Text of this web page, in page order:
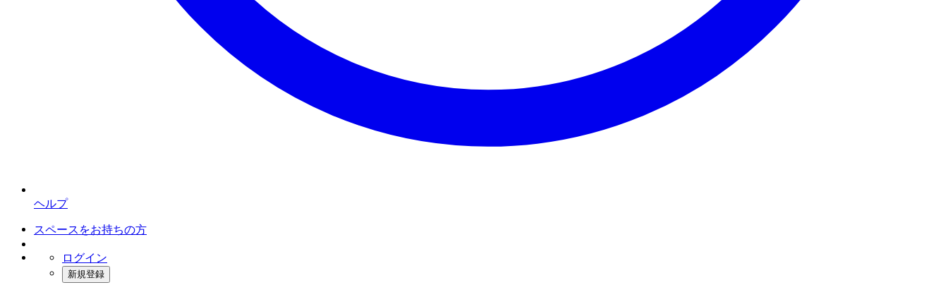
ヘルプ
スペースをお持ちの方
ログイン
新規登録